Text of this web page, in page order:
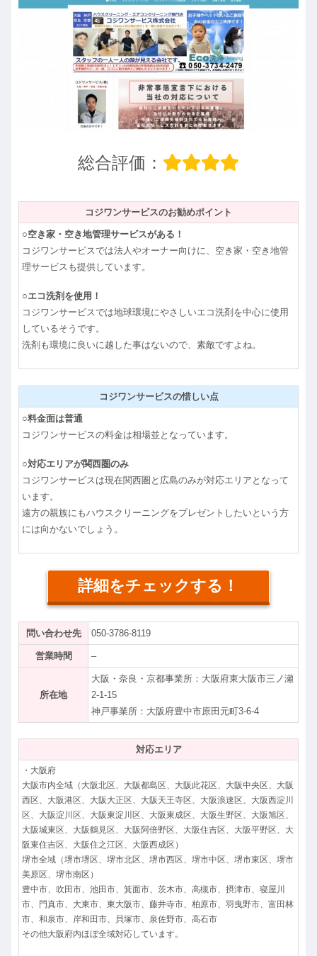
総合評価：
コジワンサービスのお勧めポイント
○空き家・空き地管理サービスがある！
コジワンサービスでは法人やオーナー向けに、空き家・空き地管
理サービスも提供しています。
○エコ洗剤を使用！
コジワンサービスでは地球環境にやさしいエコ洗剤を中心に使用
しているそうです。
洗剤も環境に良いに越した事はないので、素敵ですよね。
コジワンサービスの惜しい点
○料金面は普通
コジワンサービスの料金は相場並となっています。
○対応エリアが関西圏のみ
コジワンサービスは現在関西圏と広島のみが対応エリアとなって
います。
遠方の親族にもハウスクリーニングをプレゼントしたいという方
には向かないでしょう。
詳細をチェックする！
問い合わせ先 050-3786-8119
営業時間 –
所在地
大阪・奈良・京都事業所：大阪府東大阪市三ノ瀬
2‐1-15
神戸事業所：大阪府豊中市原田元町3-6-4
対応エリア
・大阪府
大阪市内全域（大阪北区、大阪都島区、大阪此花区、大阪中央区、大阪
西区、大阪港区、大阪大正区、大阪天王寺区、大阪浪速区、大阪西淀川
区、大阪淀川区、大阪東淀川区、大阪東成区、大阪生野区、大阪旭区、
大阪城東区、大阪鶴見区、大阪阿倍野区、大阪住吉区、大阪平野区、大
阪東住吉区、大阪住之江区、大阪西成区）
堺市全域（堺市堺区、堺市北区、堺市西区、堺市中区、堺市東区、堺市
美原区、堺市南区）
豊中市、吹田市、池田市、箕面市、茨木市、高槻市、摂津市、寝屋川
市、門真市、大東市、東大阪市、藤井寺市、柏原市、羽曳野市、富田林
市、和泉市、岸和田市、貝塚市、泉佐野市、高石市
その他大阪府内ほぼ全域対応しています。